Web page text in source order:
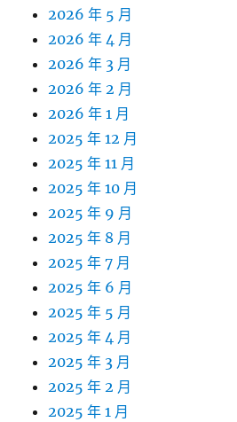
2026 年 5 月
2026 年 4 月
2026 年 3 月
2026 年 2 月
2026 年 1 月
2025 年 12 月
2025 年 11 月
2025 年 10 月
2025 年 9 月
2025 年 8 月
2025 年 7 月
2025 年 6 月
2025 年 5 月
2025 年 4 月
2025 年 3 月
2025 年 2 月
2025 年 1 月